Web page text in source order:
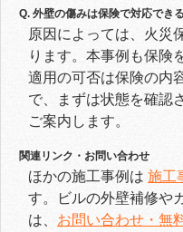
Q. 外壁の傷みは保険で対応でき
原因によっては、火災
ります。本事例も保険
適用の可否は保険の内
で、まずは状態を確認
ご案内します。
関連リンク・お問い合わせ
ほかの施工事例は 施工
す。ビルの外壁補修や
は、 お問い合わせ・無